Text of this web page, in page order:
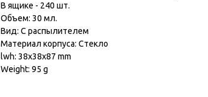
В ящике - 240 шт.
Объем: 30 мл.
Вид: С распылителем
Материал корпуса: Стекло
lwh: 38x38x87 mm
Weight: 95 g